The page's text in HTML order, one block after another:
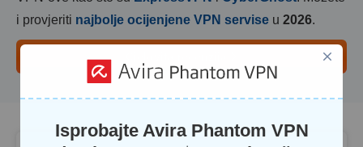
i provjeriti najbolje ocijenjene VPN servise u 2026.
Isprobajte Avira Phantom VPN